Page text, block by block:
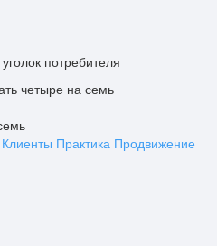
потребителя
четыре на семь
Клиенты Практика Продвижение